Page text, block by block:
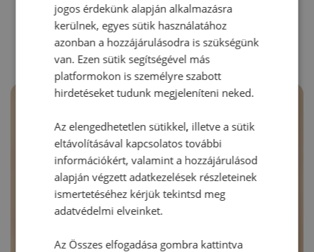
RECEPTAJÁNLÓ
jogos érdekünk alapján alkalmazásra
kerülnek, egyes sütik használatához
azonban a hozzájárulásodra is szükségünk
van. Ezen sütik segítségével más
platformokon is személyre szabott
hirdetéseket tudunk megjeleníteni neked.
Az elengedhetetlen sütikkel, illetve a sütik
eltávolításával kapcsolatos további
információkért, valamint a hozzájárulásod
alapján végzett adatkezelések részleteinek
ismertetéséhez kérjük tekintsd meg
adatvédelmi elveinket.
Az Összes elfogadása gombra kattintva